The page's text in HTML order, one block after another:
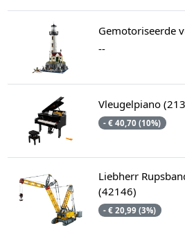
Gemotoriseerde
--
Vleugelpiano
- € 40,70 (10%)
Liebherr
(42146)
- € 20,99 (3%)